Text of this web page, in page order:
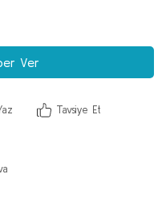
Ver
Tavsiye Et